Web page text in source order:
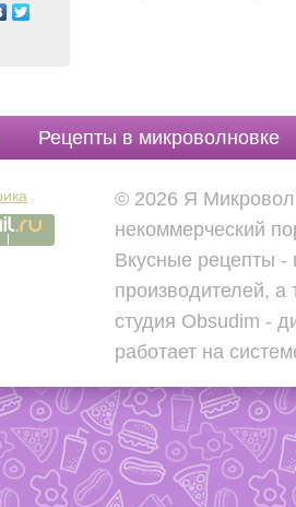
Рецепты в микроволновке
© 2026 Я
некоммерческий
Вкусные рецепты -
производителей, а
студия Obsudim -
работает на